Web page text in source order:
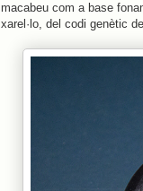
macabeu com a base
xarel·lo, del codi genètic de